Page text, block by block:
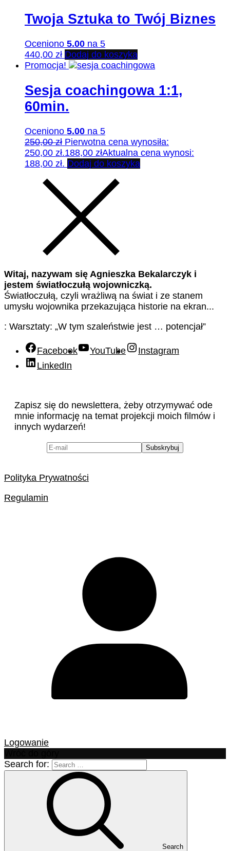
Twoja Sztuka to Twój Biznes
Oceniono 5.00 na 5
440,00 zł Dodaj do koszyka
Promocja!
Sesja coachingowa 1:1,
60min.
Oceniono 5.00 na 5
250,00zł Pierwotna cena wynosiła:
250,00 zł.188,00 złAktualna cena wynosi:
188,00 zł. Dodaj do koszyka
Witaj, nazywam się Agnieszka Bekalarczyk i
jestem światłoczułą wojowniczką.
Światłoczułą, czyli wrażliwą na świat i ze stanem
umysłu wojownika przekazująca historie na ekran...
: Warsztaty: „W tym szaleństwie jest … potencjał”
Facebook YouTube
Instagram
LinkedIn
Zapisz się do newslettera, żeby otrzymywać ode
mnie informację na temat projekcji moich filmów i
innych wydarzeń!
Polityka Prywatności
Regulamin
Logowanie
Search for:
Search